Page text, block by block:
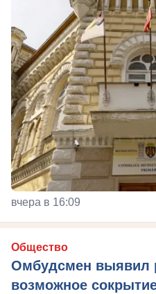
вчера в 16:09
Общество
Омбудсмен выявил
возможное